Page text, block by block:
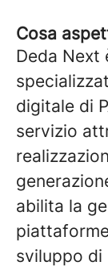
Cosa
Deda Next
digitale di
servizio
abilita la
sviluppo di